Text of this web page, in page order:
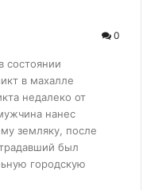
0
состоянии
в махалле
недалеко от
нанес
земляку, после
был
городскую